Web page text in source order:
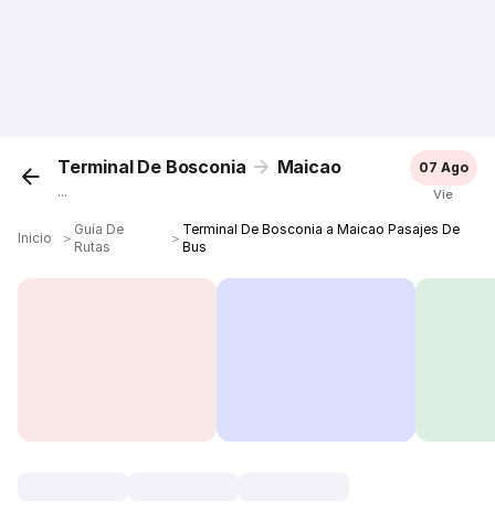
Terminal De Bosconia Maicao
...
07 Ago
Vie
Inicio ＞
Guía De
Rutas
＞
Terminal De Bosconia a Maicao Pasajes De
Bus